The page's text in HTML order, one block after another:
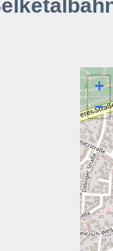
+
−